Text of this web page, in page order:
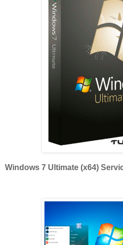
Windows 7 Ultimate (x64)